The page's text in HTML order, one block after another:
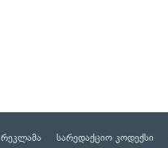
რეკლამა სარედაქციო კოდექსი